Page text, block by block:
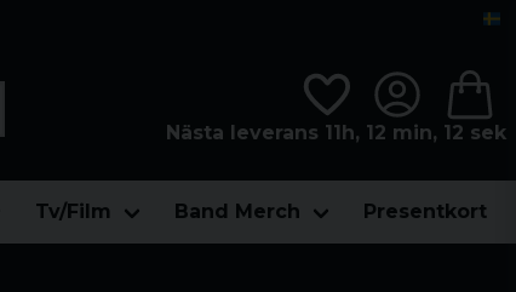
Nästa leverans 11h, 12 min, 11 sek
Tv/Film Band Merch Presentkort